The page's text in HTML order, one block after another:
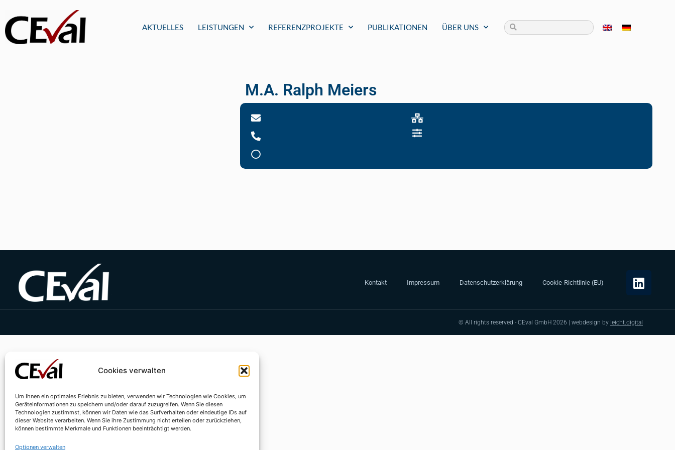
Cookies verwalten
Um Ihnen ein optimales Erlebnis zu bieten, verwenden wir Technologien wie Cookies, um
Geräteinformationen zu speichern und/oder darauf zuzugreifen. Wenn Sie diesen
Technologien zustimmst, können wir Daten wie das Surfverhalten oder eindeutige IDs auf
dieser Website verarbeiten. Wenn Sie ihre Zustimmung nicht erteilen oder zurückziehen,
können bestimmte Merkmale und Funktionen beeinträchtigt werden.
Optionen verwalten
AKTUELLES LEISTUNGEN REFERENZPROJEKTE PUBLIKATIONEN ÜBER UNS
M.A. Ralph Meiers
Kontakt Impressum Datenschutzerklärung Cookie-Richtlinie (EU)
© All rights reserved - CEval GmbH 2026 | webdesign by leicht.digital